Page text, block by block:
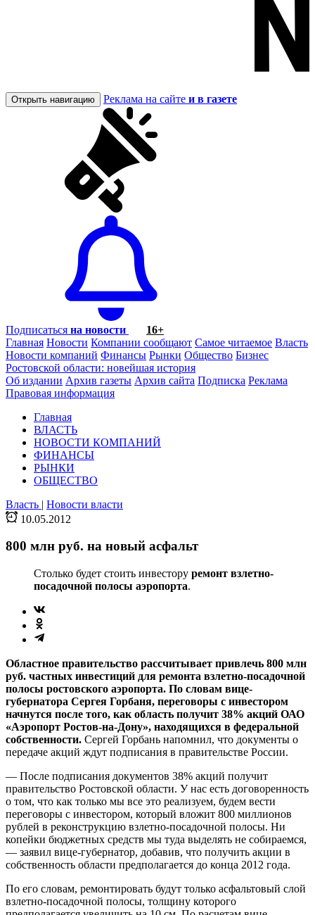
Открыть навигацию Реклама на сайте и в газете
Подписаться на новости
16+
Главная Новости Компании сообщают Самое читаемое Власть
Новости компаний Финансы Рынки Общество Бизнес
Ростовской области: новейшая история
Об издании Архив газеты Архив сайта Подписка Реклама
Правовая информация
Главная
ВЛАСТЬ
НОВОСТИ КОМПАНИЙ
ФИНАНСЫ
РЫНКИ
ОБЩЕСТВО
Власть | Новости власти
10.05.2012
800 млн руб. на новый асфальт
Столько будет стоить инвестору ремонт взлетно-
посадочной полосы аэропорта.
Областное правительство рассчитывает привлечь 800 млн
руб. частных инвестиций для ремонта взлетно-посадочной
полосы ростовского аэропорта. По словам вице-
губернатора Сергея Горбаня, переговоры с инвестором
начнутся после того, как область получит 38% акций ОАО
«Аэропорт Ростов-на-Дону», находящихся в федеральной
собственности. Сергей Горбань напомнил, что документы о
передаче акций ждут подписания в правительстве России.
— После подписания документов 38% акций получит
правительство Ростовской области. У нас есть договоренность
о том, что как только мы все это реализуем, будем вести
переговоры с инвестором, который вложит 800 миллионов
рублей в реконструкцию взлетно-посадочной полосы. Ни
копейки бюджетных средств мы туда выделять не собираемся,
— заявил вице-губернатор, добавив, что получить акции в
собственность области предполагается до конца 2012 года.
По его словам, ремонтировать будут только асфальтовый слой
взлетно-посадочной полосы, толщину которого